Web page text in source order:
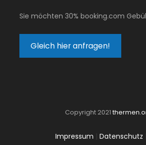
Sie möchten 30% booking.com
Gleich hier anfragen!
Copyright 2021
Impressum | Datenschutz